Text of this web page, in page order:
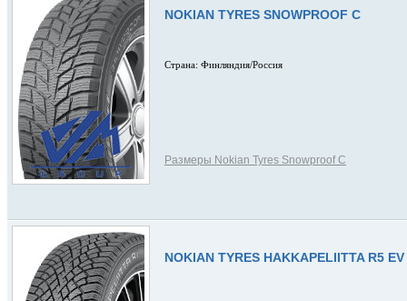
NOKIAN TYRES SNOWPROOF C
Страна: Финляндия/Россия
Размеры Nokian Tyres Snowproof C
NOKIAN TYRES HAKKAPELIITTA R5 EV